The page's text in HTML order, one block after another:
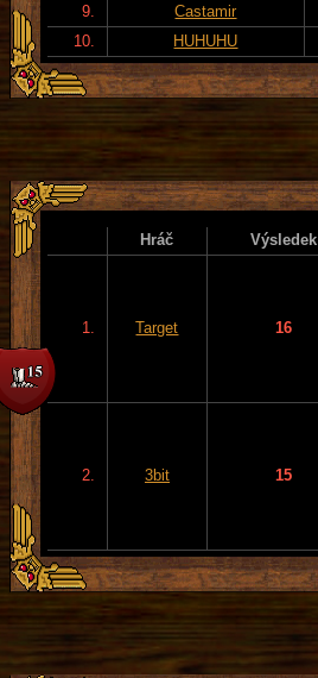
9.
Castamir
10.
HUHUHU
Hráč Výsledek
1. Target 16
2. 3bit 15